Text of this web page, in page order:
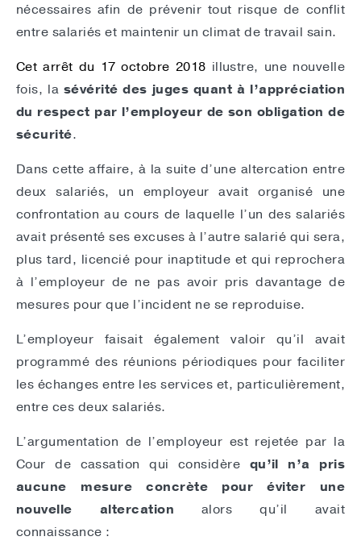
nécessaires afin de prévenir tout risque de conflit
entre salariés et maintenir un climat de travail sain.
Cet arrêt du 17 octobre 2018 illustre, une nouvelle
fois, la sévérité des juges quant à l’appréciation
du respect par l’employeur de son obligation de
sécurité.
Dans cette affaire, à la suite d’une altercation entre
deux salariés, un employeur avait organisé une
confrontation au cours de laquelle l’un des salariés
avait présenté ses excuses à l’autre salarié qui sera,
plus tard, licencié pour inaptitude et qui reprochera
à l’employeur de ne pas avoir pris davantage de
mesures pour que l’incident ne se reproduise.
L’employeur faisait également valoir qu’il avait
programmé des réunions périodiques pour faciliter
les échanges entre les services et, particulièrement,
entre ces deux salariés.
L’argumentation de l’employeur est rejetée par la
Cour de cassation qui considère qu’il n’a pris
aucune mesure concrète pour éviter une
nouvelle altercation alors qu’il avait
connaissance :